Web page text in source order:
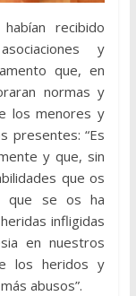
recibido
y
que, en
normas y
los menores y
presentes: “Es
y que, sin
que os
que se os ha
infligidas
en nuestros
los heridos y
abusos”.